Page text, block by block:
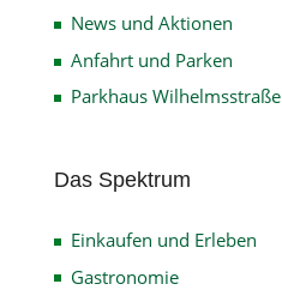
News und Aktionen
Anfahrt und Parken
Parkhaus Wilhelmsstraße
Das Spektrum
Einkaufen und Erleben
Gastronomie